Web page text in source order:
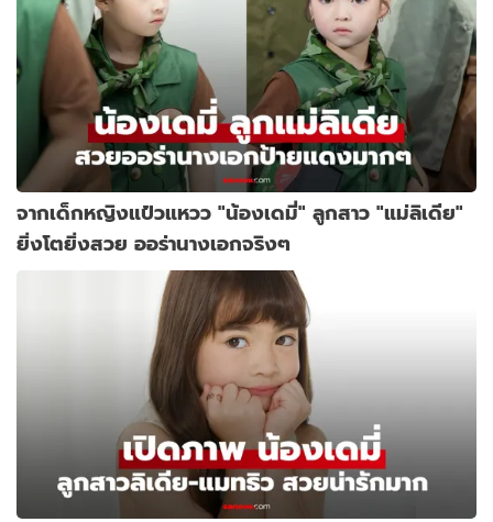
จากเด็กหญิงแป๋วแหวว "น้องเดมี่" ลูกสาว "แม่ลิเดีย"
ยิ่งโตยิ่งสวย ออร่านางเอกจริงๆ